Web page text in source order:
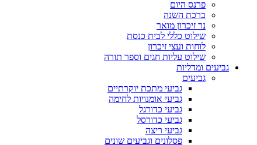
פרנס היום
ברכת השנה
נר זיכרון מואר
שילוט כללי לבית כנסת
לוחות ועצי זיכרון
שילוט עליות חגים וספר תורה
גביעים ומדליות
גביעים
גביעי מתכת יוקרתיים
גביעי אומנויות לחימה
גביעי כדורגל
גביעי כדורסל
גביעי ריצה
פסלונים וגביעים שונים